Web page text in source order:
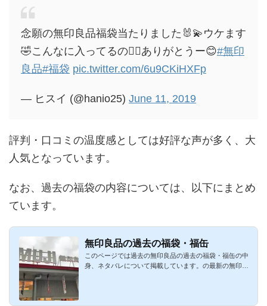
念願の無印良品福袋当たりました🐰💫ウケます
🤣こんなに入ってるの🙆‍♀️ありがとうー😊#無印
良品#福袋 pic.twitter.com/6u9CKiHXFp
— ヒスイ (@hanio25) June 11, 2019
評判・口コミの温度感としては好評な声が多く、大
人気となっています。
なお、過去の福袋の内容については、以下にまとめ
ています。
無印良品の過去の福袋・福缶
このページでは過去の無印良品の過去の福袋・福缶の中
身、ネタバレについて掲載しています。の最新の無印良